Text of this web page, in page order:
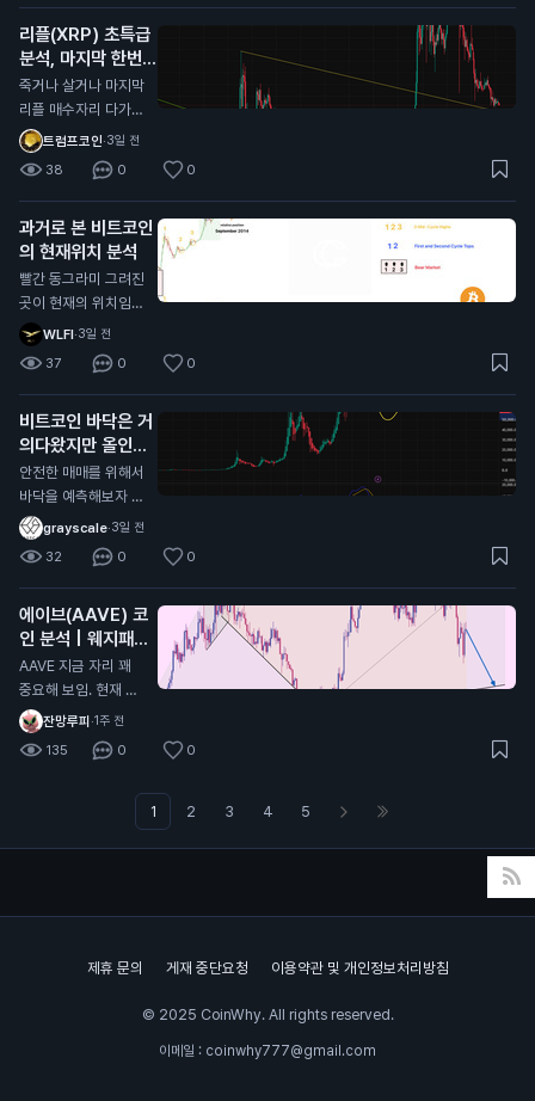
견에 가장 많이 댓글
달렸네요 시기적으로
도 10월이 주기와도
딱 떨어져서 얼마나
버텨주는지 잘봐야할
듯?
리플(XRP) 초특급
분석, 마지막 한번
받아볼만한 자리 오
는중
죽거나 살거나 마지막
리플 매수자리 다가오
는중 대략 0.95불 근
처 저기가 깨진다면
다른 알트코인과 마찬
가지로 그냥 추세가
다깨진거라 죽으러 가
는거고 (0.55달러 수
준까지) 유일하게 리
플만 현재 알트 차트
중에 살아있는데 (잡
코제외) 저기를 지켜
주면 저기가 찐바닥
임, 물론 저 지지선을
타고 흐를순있는데 저
기만 안깨지면됨
트럼프코인·3일 전
38 0 0
과거로 본 비트코인
의 현재위치 분석
빨간 동그라미 그려진
곳이 현재의 위치임
각종 지표로 봤을때도
일치하고 시기적으로
도 똑같음 개인적으로
싸이클대로 상방,하방
으로 움직이는거는 이
번이 마지막일거라고
봄 비트코인 전체 차
트로 봤을때 현재 어
센딩트라이앵글 모양
이라서 비트가 0원가
거나 위로 계속 쏘거
나 할거라고 생각한다
WLFI·3일 전
37 0 0
비트코인 바닥은 거
의다왔지만 올인은
금지
안전한 매매를 위해서
바닥을 예측해보자 현
재 자리에서 풀매수는
비추하는 이유 1. 하이
킨아시 주봉이 아직까
지 음봉형태 2. MAC
D 모양이 아직 바닥
안쪽으로 더 들어가야
함 3. 스톡캐스틱 모
양 또한 쌍바닥형태로
내려가고 있는 진행형
상태라 추가하락(살
짝)이 남아있을 확률
면 풀매수하냐? 그건
또 아님 지금부터 서
grayscale·3일 전
32 0 0
에이브(AAVE) 코
인 분석 | 웨지패턴
발생중
AAVE 지금 자리 꽤
중요해 보임. 현재 대
형 웨지 하단 지지선
인 96.3달러 부근 테
스트 중임. 여기 지켜
잔망루피·1주 전
135 0 0
1 2 3 4 5
제휴 문의 게재 중단요청 이용약관 및 개인정보처리방침
© 2025 CoinWhy. All rights reserved.
이메일 : coinwhy777@gmail.com